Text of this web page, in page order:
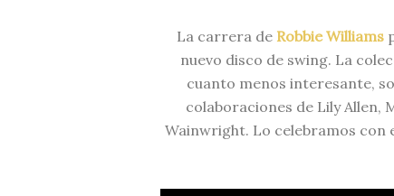
La carrera de Robbie Williams
nuevo disco de swing. La
cuanto menos interesante,
colaboraciones de Lily Allen,
Wainwright. Lo celebramos con